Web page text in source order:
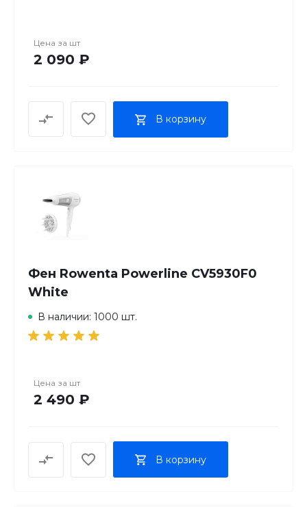
Температурные режимы
Цена за шт
2 090 ₽
В корзину
Фен Rowenta Powerline CV5930F0
White
В наличии: 1000 шт.
Цена за шт
2 490 ₽
В корзину